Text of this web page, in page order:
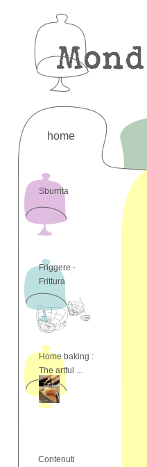
home
Sburrita
Friggere -
Frittura
Home baking :
The artful ...
Contenuti